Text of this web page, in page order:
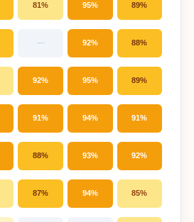
81% 95% 89%
— 92% 88%
92% 95% 89%
91% 94% 91%
88% 93% 92%
87% 94% 85%